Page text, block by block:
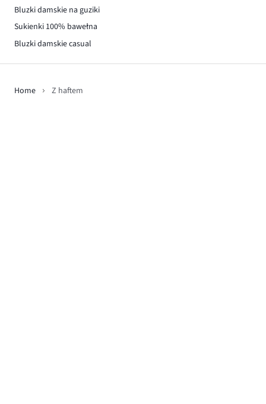
Bluzki damskie na guziki
Sukienki 100% bawełna
Bluzki damskie casual
Home Z haftem